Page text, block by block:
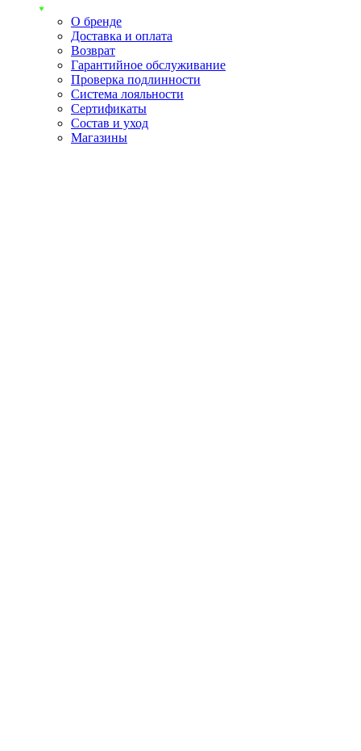
О бренде
Доставка и оплата
Возврат
Гарантийное обслуживание
Проверка подлинности
Система лояльности
Сертификаты
Состав и уход
Магазины